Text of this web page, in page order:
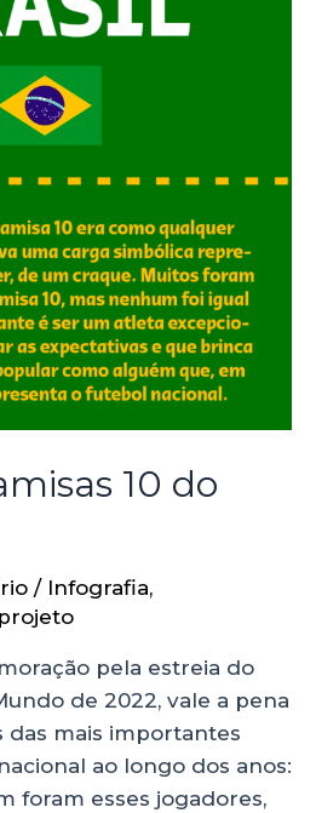
10 do
/ Infografia,
projeto
pela estreia do
de 2022, vale a pena
das mais importantes
ao longo dos anos:
foram esses jogadores,